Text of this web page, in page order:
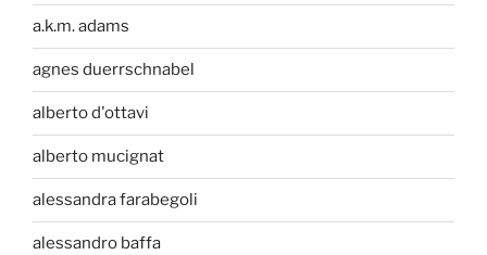
a.k.m. adams
agnes duerrschnabel
alberto d'ottavi
alberto mucignat
alessandra farabegoli
alessandro baffa